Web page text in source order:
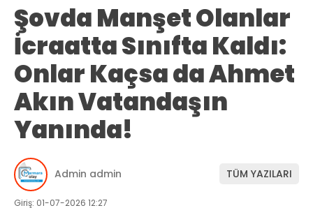
Şovda Manşet Olanlar
İcraatta Sınıfta Kaldı:
Onlar Kaçsa da Ahmet
Akın Vatandaşın
Yanında!
Admin admin TÜM YAZILARI
Giriş: 01-07-2026 12:27